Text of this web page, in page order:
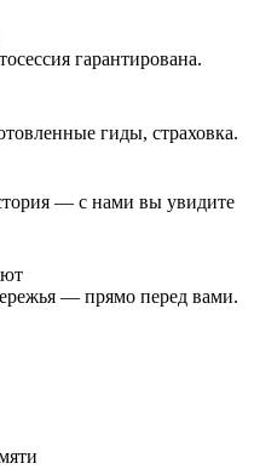
гарантирована.
гиды, страховка.
— с нами вы увидите
— прямо перед вами.